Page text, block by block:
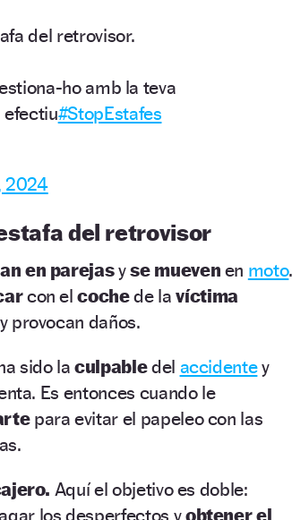
del retrovisor.
ho amb la teva
efectiu#StopEstafes
2024
del retrovisor
en parejasyse mueven en moto
con elcochede lavíctima
provocan daños.
sido laculpabledel accidentey
Es entonces cuando le
para evitar el papeleo con las
Aquí el objetivo es doble:
los desperfectos yobtener el